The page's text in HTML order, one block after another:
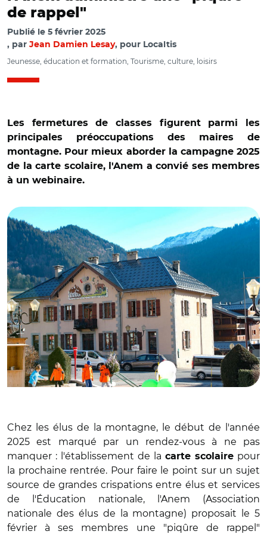
de rappel"
Publié le 5 février 2025
par Jean Damien Lesay, pour Localtis
Jeunesse, éducation et formation, Tourisme, culture, loisirs
Les fermetures de classes figurent parmi les
principales préoccupations des maires de
montagne. Pour mieux aborder la campagne 2025
de la carte scolaire, l'Anem a convié ses membres
à un webinaire.
Chez les élus de la montagne, le début de l'année
2025 est marqué par un rendez-vous à ne pas
manquer : l'établissement de la carte scolaire pour
la prochaine rentrée. Pour faire le point sur un sujet
source de grandes crispations entre élus et services
de l'Éducation nationale, l'Anem (Association
nationale des élus de la montagne) proposait le 5
février à ses membres une "piqûre de rappel"